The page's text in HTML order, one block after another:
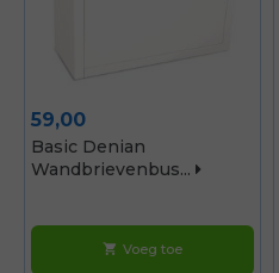
Prijs
59,00
Basic Denian
Wandbrievenbus...
shopping_cart Voeg toe